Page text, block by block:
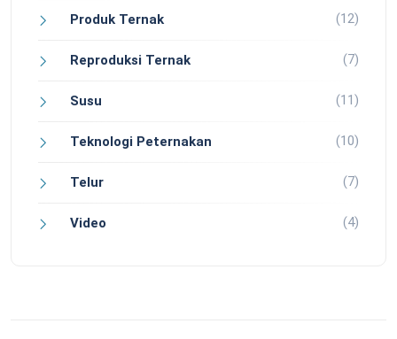
Produk Ternak (12)
Reproduksi Ternak (7)
Susu (11)
Teknologi Peternakan (10)
Telur (7)
Video (4)